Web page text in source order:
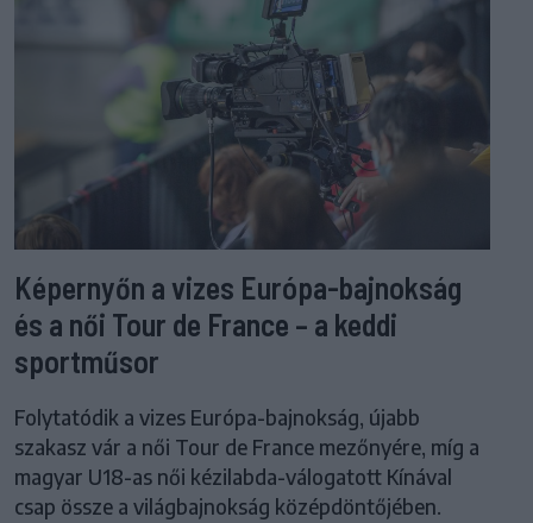
Képernyőn a vizes Európa-bajnokság
és a női Tour de France – a keddi
sportműsor
Folytatódik a vizes Európa-bajnokság, újabb
szakasz vár a női Tour de France mezőnyére, míg a
magyar U18-as női kézilabda-válogatott Kínával
csap össze a világbajnokság középdöntőjében.